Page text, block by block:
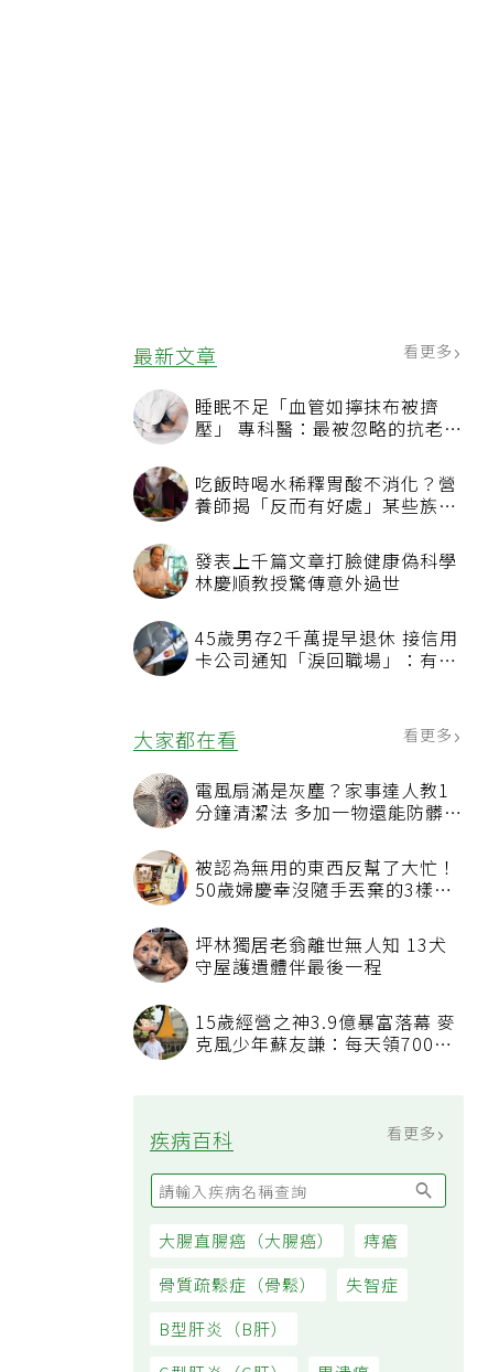
最新文章 看更多
睡眠不足「血管如擰抹布被擠
壓」 專科醫：最被忽略的抗老方
吃飯時喝水稀釋胃酸不消化？營
養師揭「反而有好處」某些族群
發表上千篇文章打臉健康偽科學
林慶順教授驚傳意外過世
45歲男存2千萬提早退休 接信用
卡公司通知「淚回職場」：有錢
大家都在看 看更多
電風扇滿是灰塵？家事達人教1
分鐘清潔法 多加一物還能防髒汙
被認為無用的東西反幫了大忙！
50歲婦慶幸沒隨手丟棄的3樣物
坪林獨居老翁離世無人知 13犬
守屋護遺體伴最後一程
15歲經營之神3.9億暴富落幕 麥
克風少年蘇友謙：每天領700元
疾病百科 看更多
大腸直腸癌（大腸癌）
痔瘡
骨質疏鬆症（骨鬆）
失智症
B型肝炎（B肝）